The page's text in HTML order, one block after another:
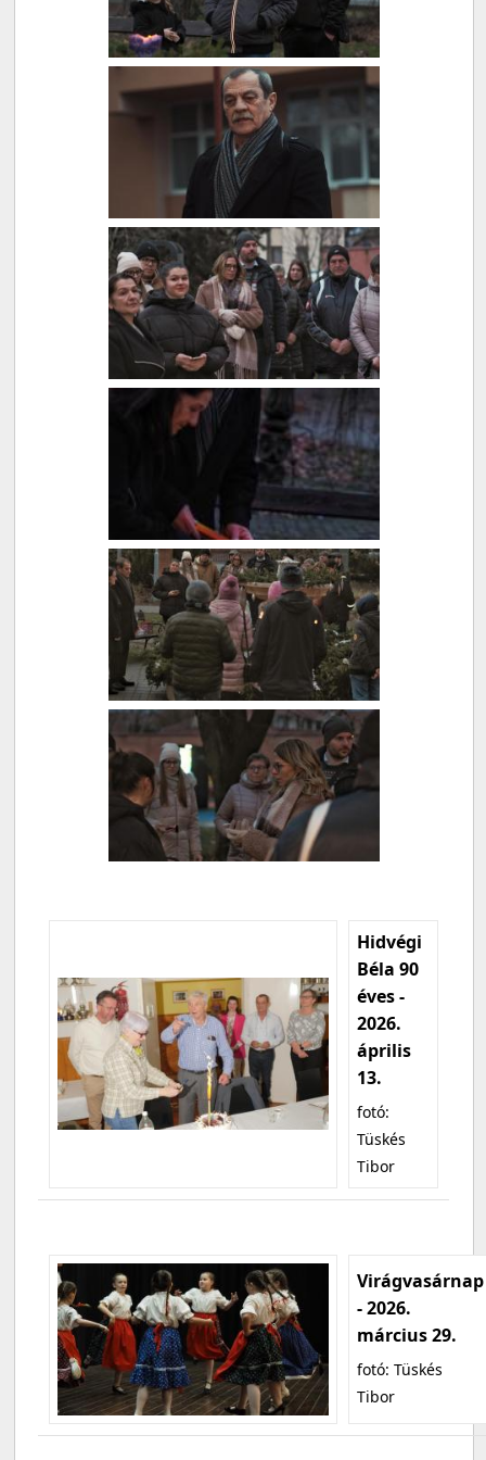
Hidvégi
Béla 90
éves -
2026.
április
13.
fotó:
Tüskés
Tibor
Virágvasárnap
- 2026.
március 29.
fotó: Tüskés
Tibor